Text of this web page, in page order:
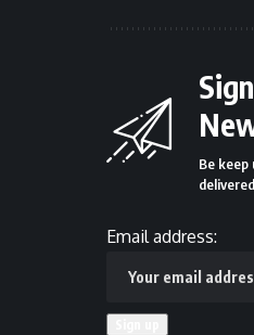
Be keep
Email address: